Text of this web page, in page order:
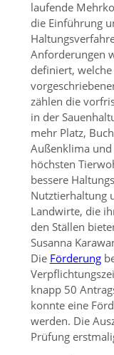
laufende
die Einführung
Anforderungen
definiert,
zählen die
in der
mehr Platz,
Außenklima
höchsten
bessere
Nutztierhaltung
Landwirte, die
den Ställen
Susanna
Die Förderung
knapp 50
konnte eine
werden. Die
Prüfung